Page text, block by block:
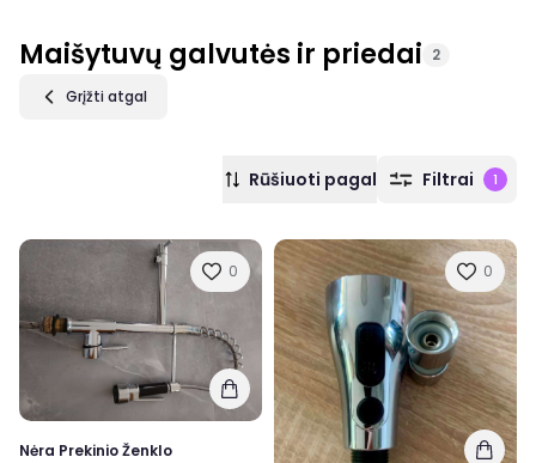
Maišytuvų galvutės ir priedai 2
Grįžti atgal
Rūšiuoti pagal Filtrai 1
0
Nėra Prekinio Ženklo
0